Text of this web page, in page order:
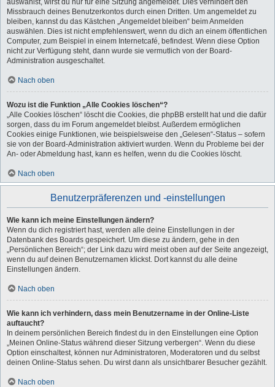
auswählst, wirst du nur für eine Sitzung angemeldet. Dies verhindert den
Missbrauch deines Benutzerkontos durch einen Dritten. Um angemeldet zu
bleiben, kannst du das Kästchen „Angemeldet bleiben“ beim Anmelden
auswählen. Dies ist nicht empfehlenswert, wenn du dich an einem öffentlichen
Computer, zum Beispiel in einem Internetcafé, befindest. Wenn diese Option
nicht zur Verfügung steht, dann wurde sie vermutlich von der Board-
Administration ausgeschaltet.
Nach oben
Wozu ist die Funktion „Alle Cookies löschen“?
„Alle Cookies löschen“ löscht die Cookies, die phpBB erstellt hat und die dafür
sorgen, dass du im Forum angemeldet bleibst. Außerdem ermöglichen
Cookies einige Funktionen, wie beispielsweise den „Gelesen“-Status – sofern
sie von der Board-Administration aktiviert wurden. Wenn du Probleme bei der
An- oder Abmeldung hast, kann es helfen, wenn du die Cookies löscht.
Nach oben
Benutzerpräferenzen und -einstellungen
Wie kann ich meine Einstellungen ändern?
Wenn du dich registriert hast, werden alle deine Einstellungen in der
Datenbank des Boards gespeichert. Um diese zu ändern, gehe in den
„Persönlichen Bereich“; der Link dazu wird meist oben auf der Seite angezeigt,
wenn du auf deinen Benutzernamen klickst. Dort kannst du alle deine
Einstellungen ändern.
Nach oben
Wie kann ich verhindern, dass mein Benutzername in der Online-Liste
auftaucht?
In deinem persönlichen Bereich findest du in den Einstellungen eine Option
„Meinen Online-Status während dieser Sitzung verbergen“. Wenn du diese
Option einschaltest, können nur Administratoren, Moderatoren und du selbst
deinen Online-Status sehen. Du wirst dann als unsichtbarer Besucher gezählt.
Nach oben